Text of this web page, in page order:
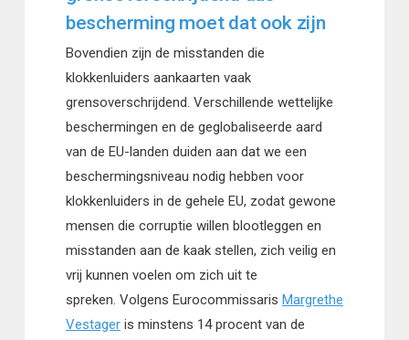
bescherming moet dat ook zijn
Bovendien zijn de misstanden die
klokkenluiders aankaarten vaak
grensoverschrijdend. Verschillende wettelijke
beschermingen en de geglobaliseerde aard
van de EU-landen duiden aan dat we een
beschermingsniveau nodig hebben voor
klokkenluiders in de gehele EU, zodat gewone
mensen die corruptie willen blootleggen en
misstanden aan de kaak stellen, zich veilig en
vrij kunnen voelen om zich uit te
spreken. Volgens Eurocommissaris Margrethe
Vestageris minstens 14 procent van de